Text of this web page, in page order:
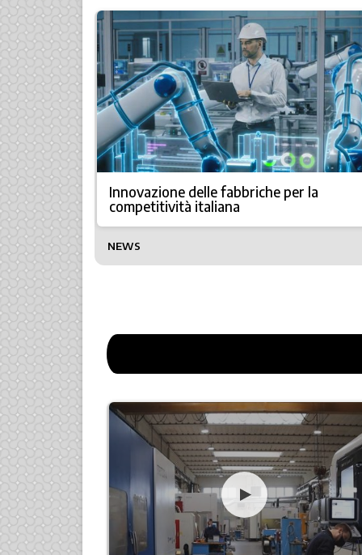
Innovazione delle fabbriche per la
competitività italiana
NEWS